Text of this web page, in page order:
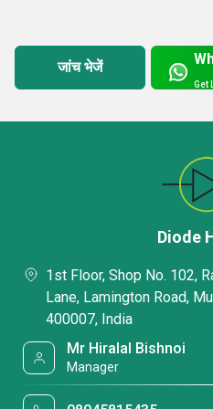
जांच भेजें
Get
Diode
1st Floor, Shop No. 102,
Lane, Lamington Road,
400007, India
Mr Hiralal Bishnoi
Manager